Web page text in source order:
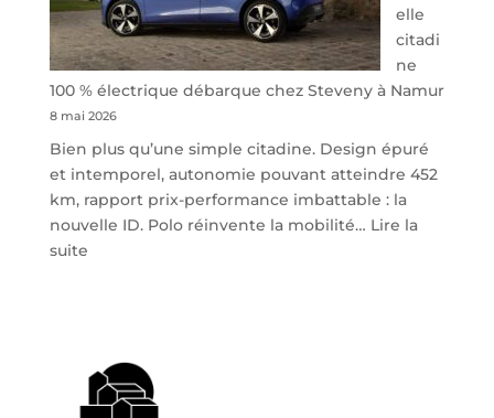
elle
citadi
ne
100 % électrique débarque chez Steveny à Namur
8 mai 2026
Bien plus qu’une simple citadine. Design épuré
et intemporel, autonomie pouvant atteindre 452
km, rapport prix-performance imbattable : la
nouvelle ID. Polo réinvente la mobilité… Lire la
suite:
la
nouvelle